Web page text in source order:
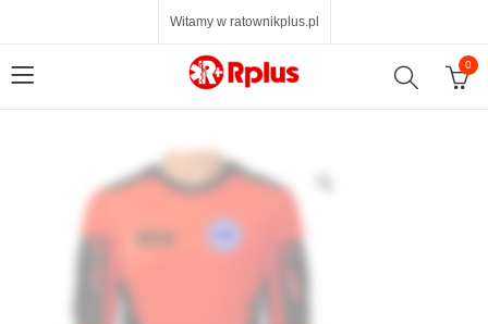
Witamy w ratownikplus.pl
0